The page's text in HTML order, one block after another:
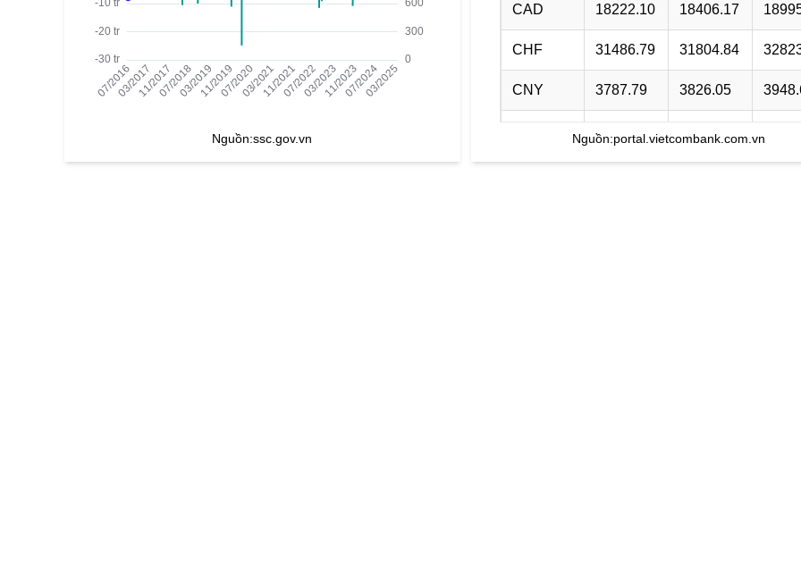
Nguồn:ssc.gov.vn
CAD 18222.10 18406.17
CHF 31486.79 31804.84
CNY 3787.79 3826.05
0.00
Nguồn:portal.vietcombank.com.vn